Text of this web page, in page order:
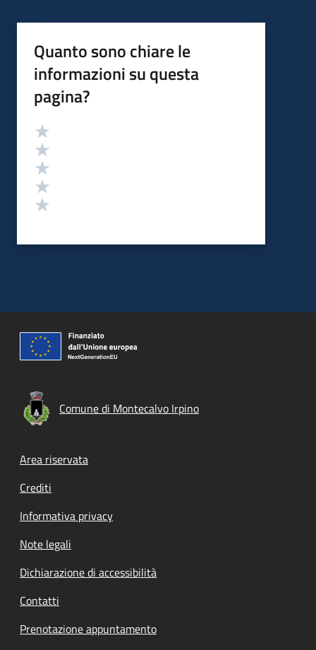
Quanto sono chiare le
informazioni su questa
pagina?
Valutazione
Comune di Montecalvo Irpino
Footer menu
Area riservata
Crediti
Informativa privacy
Note legali
Dichiarazione di accessibilità
Contatti
Prenotazione appuntamento